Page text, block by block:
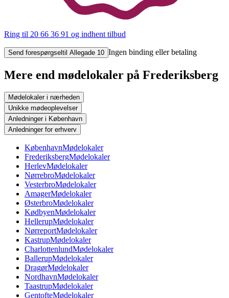
Ring til 20 66 36 91 og indhent tilbud
Send forespørgseltil Allegade 10 Ingen binding eller betaling
Mere end mødelokaler på Frederiksberg
Mødelokaler i nærheden
Unikke mødeoplevelser
Anledninger i København
Anledninger for erhverv
KøbenhavnMødelokaler
FrederiksbergMødelokaler
HerlevMødelokaler
NørrebroMødelokaler
VesterbroMødelokaler
AmagerMødelokaler
ØsterbroMødelokaler
KødbyenMødelokaler
HellerupMødelokaler
NørreportMødelokaler
KastrupMødelokaler
CharlottenlundMødelokaler
BallerupMødelokaler
DragørMødelokaler
NordhavnMødelokaler
TaastrupMødelokaler
GentofteMødelokaler